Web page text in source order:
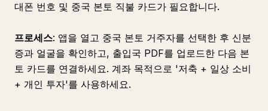
대폰 번호 및 중국 본토 직불 카드가 필요합니다.
프로세스: 앱을 열고 중국 본토 거주자를 선택한 후 신분
증과 얼굴을 확인하고, 출입국 PDF를 업로드한 다음 본
토 카드를 연결하세요. 계좌 목적으로 '저축 + 일상 소비
+ 개인 투자'를 사용하세요.